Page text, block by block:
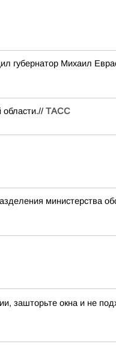
губернатор Михаил
ТАСС
министерства
окна и не